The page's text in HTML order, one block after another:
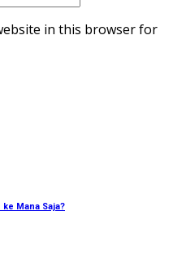
in this browser for
Mana Saja?